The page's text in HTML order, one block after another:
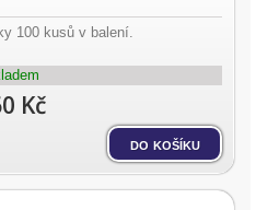
100 kusů v balení.
Kč
do košíku